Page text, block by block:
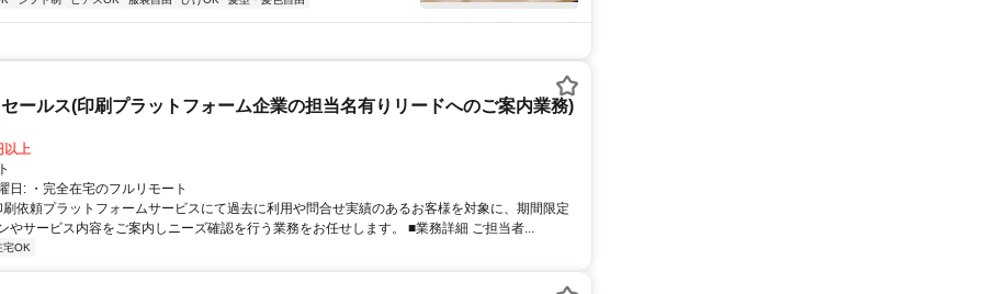
ールス(印刷プラットフォーム企業の担当名有りリードへのご案内業務)
以上
日: ・完全在宅のフルリモート
刷依頼プラットフォームサービスにて過去に利用や問合せ実績のあるお客様を対象に、期間限定
やサービス内容をご案内しニーズ確認を行う業務をお任せします。 ■業務詳細 ご担当者...
宅OK